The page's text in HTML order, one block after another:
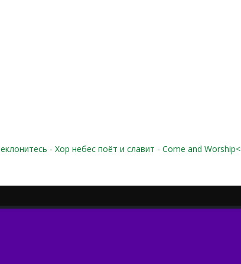
- Хор небес поёт и славит - Come and Worship<